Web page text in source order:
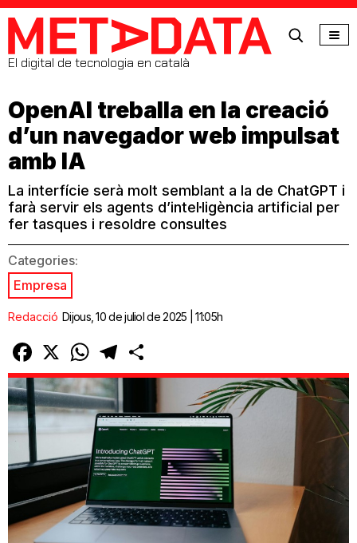
MetaData
El digital de tecnologia en català
OpenAI treballa en la creació
d’un navegador web impulsat
amb IA
La interfície serà molt semblant a la de ChatGPT i
farà servir els agents d’intel·ligència artificial per
fer tasques i resoldre consultes
Categories:
Empresa
Redacció Dijous, 10 de juliol de 2025 | 11:05h
Facebook
X WhatsAppTelegram